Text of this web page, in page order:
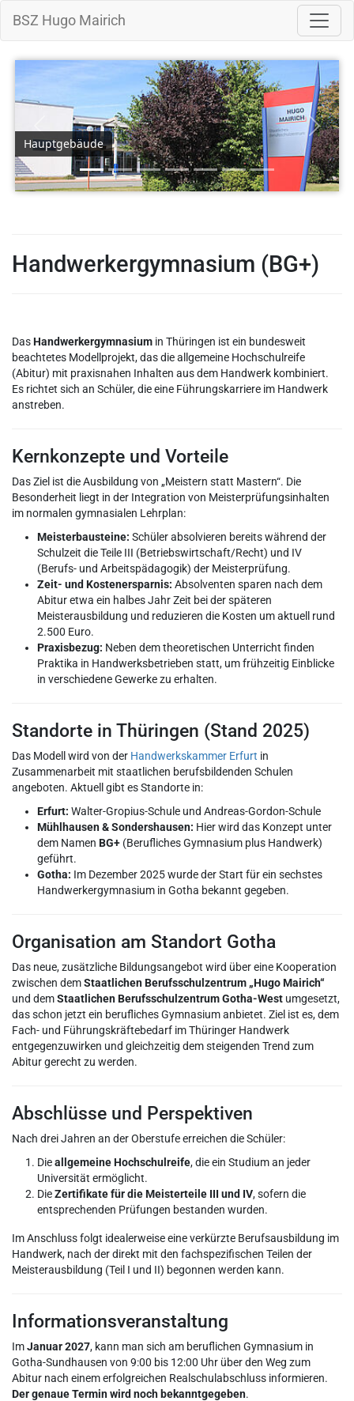
BSZ Hugo Mairich
Hauptgebäude
Zurück Weiter
Handwerkergymnasium (BG+)
DasHandwerkergymnasium in Thüringen ist ein bundesweit
beachtetes Modellprojekt, das die allgemeine Hochschulreife
(Abitur) mit praxisnahen Inhalten aus dem Handwerk kombiniert.
Es richtet sich an Schüler, die eine Führungskarriere im Handwerk
anstreben.
Kernkonzepte und Vorteile
Das Ziel ist die Ausbildung von „Meistern statt Mastern“. Die
Besonderheit liegt in der Integration von Meisterprüfungsinhalten
im normalen gymnasialen Lehrplan:
Meisterbausteine: Schüler absolvieren bereits während der
Schulzeit die Teile III (Betriebswirtschaft/Recht) und IV
(Berufs- und Arbeitspädagogik) der Meisterprüfung.
Zeit- und Kostenersparnis: Absolventen sparen nach dem
Abitur etwa ein halbes Jahr Zeit bei der späteren
Meisterausbildung und reduzieren die Kosten um aktuell rund
2.500 Euro.
Praxisbezug: Neben dem theoretischen Unterricht finden
Praktika in Handwerksbetrieben statt, um frühzeitig Einblicke
in verschiedene Gewerke zu erhalten.
Standorte in Thüringen (Stand 2025)
Das Modell wird von der Handwerkskammer Erfurt in
Zusammenarbeit mit staatlichen berufsbildenden Schulen
angeboten. Aktuell gibt es Standorte in:
Erfurt: Walter-Gropius-Schule und Andreas-Gordon-Schule
Mühlhausen & Sondershausen: Hier wird das Konzept unter
dem Namen BG+ (Berufliches Gymnasium plus Handwerk)
geführt.
Gotha: Im Dezember 2025 wurde der Start für ein sechstes
Handwerkergymnasium in Gotha bekannt gegeben.
Organisation am Standort Gotha
Das neue, zusätzliche Bildungsangebot wird über eine Kooperation
zwischen demStaatlichen Berufsschulzentrum „Hugo Mairich“
und demStaatlichen Berufsschulzentrum Gotha-West umgesetzt,
das schon jetzt ein berufliches Gymnasium anbietet. Ziel ist es, dem
Fach- und Führungskräftebedarf im Thüringer Handwerk
entgegenzuwirken und gleichzeitig dem steigenden Trend zum
Abitur gerecht zu werden.
Abschlüsse und Perspektiven
Nach drei Jahren an der Oberstufe erreichen die Schüler:
Dieallgemeine Hochschulreife, die ein Studium an jeder
Universität ermöglicht.
DieZertifikate für die Meisterteile III und IV, sofern die
entsprechenden Prüfungen bestanden wurden.
Im Anschluss folgt idealerweise eine verkürzte Berufsausbildung im
Handwerk, nach der direkt mit den fachspezifischen Teilen der
Meisterausbildung (Teil I und II) begonnen werden kann.
Informationsveranstaltung
ImJanuar 2027, kann man sich am beruflichen Gymnasium in
Gotha-Sundhausen von 9:00 bis 12:00 Uhr über den Weg zum
Abitur nach einem erfolgreichen Realschulabschluss informieren.
Der genaue Termin wird noch bekanntgegeben.